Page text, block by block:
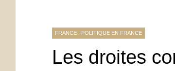
FRANCE : POLITIQUE EN FRANCE
Les droites